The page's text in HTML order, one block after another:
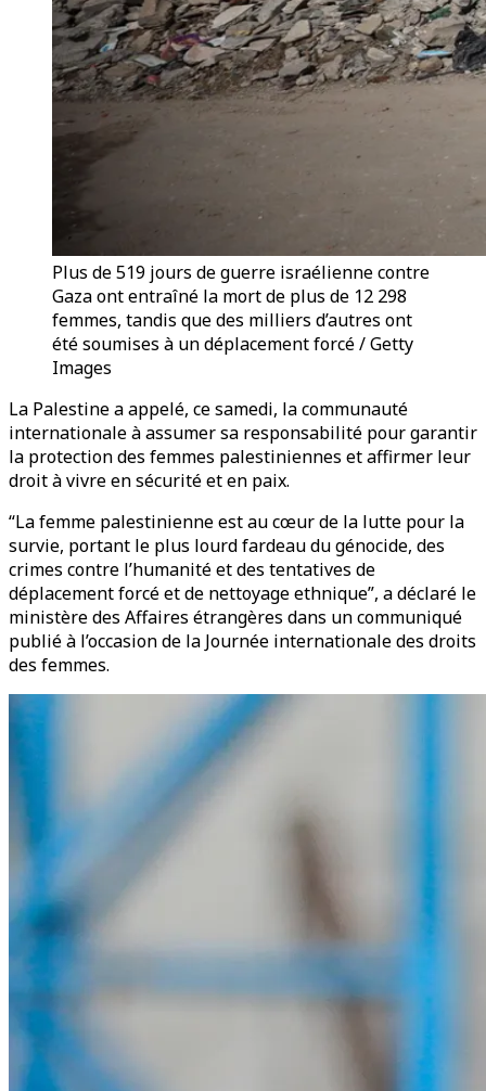
Plus de 519 jours de guerre israélienne contre
Gaza ont entraîné la mort de plus de 12 298
femmes, tandis que des milliers d’autres ont
été soumises à un déplacement forcé / Getty
Images
La Palestine a appelé, ce samedi, la communauté
internationale à assumer sa responsabilité pour garantir
la protection des femmes palestiniennes et affirmer leur
droit à vivre en sécurité et en paix.
“La femme palestinienne est au cœur de la lutte pour la
survie, portant le plus lourd fardeau du génocide, des
crimes contre l’humanité et des tentatives de
déplacement forcé et de nettoyage ethnique”, a déclaré le
ministère des Affaires étrangères dans un communiqué
publié à l’occasion de la Journée internationale des droits
des femmes.